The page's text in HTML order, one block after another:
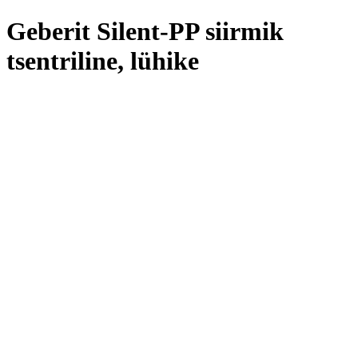
Geberit Silent-PP siirmik
tsentriline, lühike